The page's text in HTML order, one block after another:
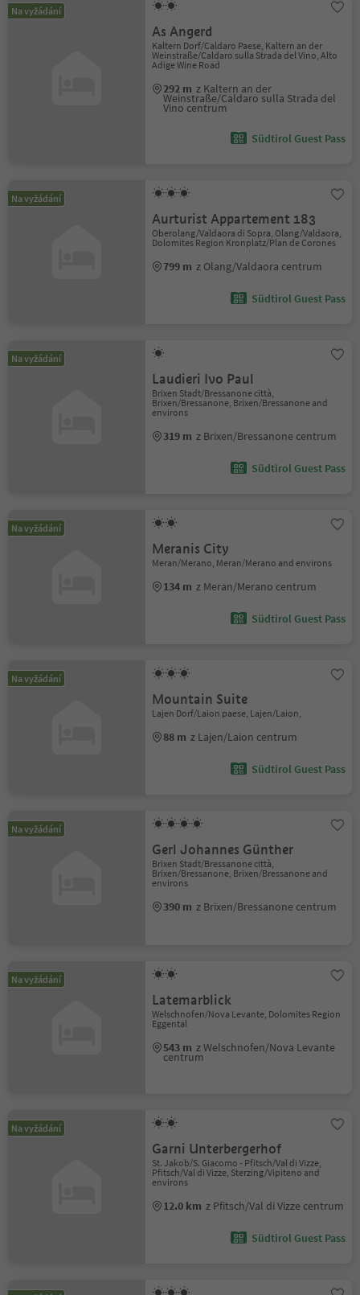
Na vyžádání
As Angerd
Kaltern Dorf/Caldaro Paese, Kaltern an der
Weinstraße/Caldaro sulla Strada del Vino, Alto
Adige Wine Road
292 m z Kaltern an der
Weinstraße/Caldaro sulla Strada del
Vino centrum
Südtirol Guest Pass
Na vyžádání
Aurturist Appartement 183
Oberolang/Valdaora di Sopra, Olang/Valdaora,
Dolomites Region Kronplatz/Plan de Corones
799 m z Olang/Valdaora centrum
Südtirol Guest Pass
Na vyžádání
Laudieri Ivo Paul
Brixen Stadt/Bressanone città,
Brixen/Bressanone, Brixen/Bressanone and
environs
319 m z Brixen/Bressanone centrum
Südtirol Guest Pass
Na vyžádání
Meranis City
Meran/Merano, Meran/Merano and environs
134 m z Meran/Merano centrum
Südtirol Guest Pass
Na vyžádání
Mountain Suite
Lajen Dorf/Laion paese, Lajen/Laion,
88 m z Lajen/Laion centrum
Südtirol Guest Pass
Na vyžádání
Gerl Johannes Günther
Brixen Stadt/Bressanone città,
Brixen/Bressanone, Brixen/Bressanone and
environs
390 m z Brixen/Bressanone centrum
Na vyžádání
Latemarblick
Welschnofen/Nova Levante, Dolomites Region
Eggental
543 m z Welschnofen/Nova Levante
centrum
Na vyžádání
Garni Unterbergerhof
St. Jakob/S. Giacomo - Pfitsch/Val di Vizze,
Pfitsch/Val di Vizze, Sterzing/Vipiteno and
environs
12.0 km z Pfitsch/Val di Vizze centrum
Südtirol Guest Pass